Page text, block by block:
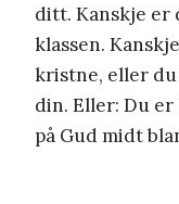
ditt. Kanskje er
klassen.
kristne, eller
din. Eller: Du
på Gud midt